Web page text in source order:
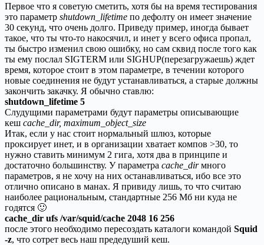
Первое что я советую сметить, хотя бы на время тестирования
это параметр shutdown_lifetime по дефолту он имеет значение
30 секунд, что очень долго. Приведу пример, иногда бывает
такое, что ты что-то накосячил, и инет у всего офиса пропал,
ты быстро изменил свою ошибку, но сам сквид после того как
ты ему послал SIGTERM или SIGHUP(перезагружаешь) ждет
время, которое стоит в этом параметре, в течении которого
новые соединения не будут устанавливаться, а старые должны
закончить закачку. Я обычно ставлю:
shutdown_lifetime 5
Слудущими параметрами будут параметры описывающие
кеш cache_dir, maximum_object_size
Итак, если у нас стоит нормальный шлюз, которые
проксирует инет, и в организации хватает компов >30, то
нужно ставить минимум 2 гига, хотя два в принципе и
достаточно большинству. У параметра cache_dirмного
параметров, я не хочу на них останавливаться, ибо все это
отлично описано в манах. Я привиду лишь, то что считаю
наиболее рациональным, стандартные 256 Мб ни куда не
годятся 🙂
cache_dir ufs /var/squid/cache 2048 16 256
после этого необходимо пересоздать каталоги командой Squid
-z, что сотрет весь наш предедуший кеш.